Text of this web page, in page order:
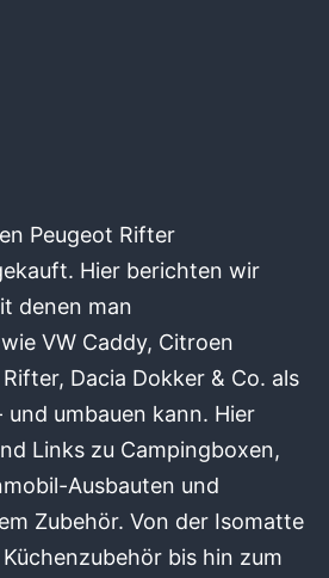
Peugeot Rifter
Hier berichten wir
denen man
VW Caddy, Citroen
Dacia Dokker & Co. als
und umbauen kann. Hier
Links zu Campingboxen,
Ausbauten und
Zubehör. Von der Isomatte
bis hin zum